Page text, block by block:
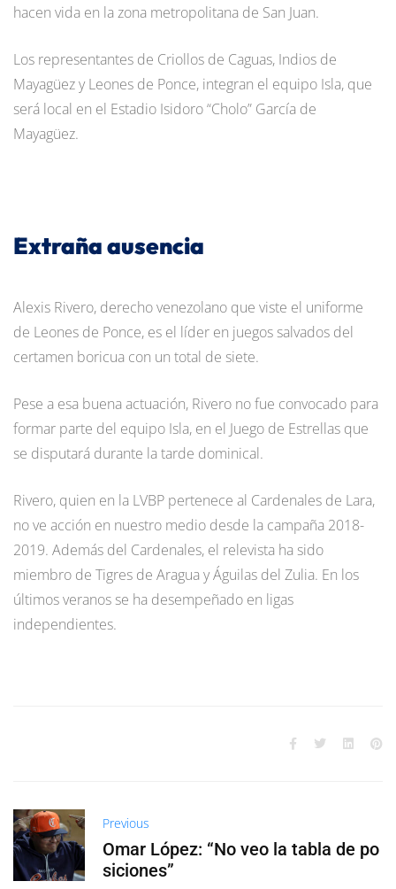
hacen vida en la zona metropolitana de San Juan.
Los representantes de Criollos de Caguas, Indios de
Mayagüez y Leones de Ponce, integran el equipo Isla, que
será local en el Estadio Isidoro “Cholo” García de
Mayagüez.
Extraña ausencia
Alexis Rivero, derecho venezolano que viste el uniforme
de Leones de Ponce, es el líder en juegos salvados del
certamen boricua con un total de siete.
Pese a esa buena actuación, Rivero no fue convocado para
formar parte del equipo Isla, en el Juego de Estrellas que
se disputará durante la tarde dominical.
Rivero, quien en la LVBP pertenece al Cardenales de Lara,
no ve acción en nuestro medio desde la campaña 2018-
2019. Además del Cardenales, el relevista ha sido
miembro de Tigres de Aragua y Águilas del Zulia. En los
últimos veranos se ha desempeñado en ligas
independientes.
Previous
Omar López: “No veo la tabla de po
siciones”